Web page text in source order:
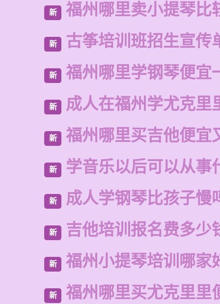
新 福州哪里卖小提琴比
新 古筝培训班招生宣传
新 福州哪里学钢琴便宜
新 成人在福州学尤克里
新 福州哪里买吉他便宜
新 学音乐以后可以从事
新 成人学钢琴比孩子慢
新 吉他培训报名费多少
新 福州小提琴培训哪家
新 福州哪里买尤克里里